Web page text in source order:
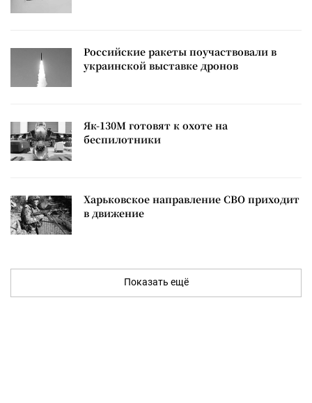
Российские ракеты поучаствовали в
украинской выставке дронов
Як-130М готовят к охоте на
беспилотники
Харьковское направление СВО приходит
в движение
Показать ещё